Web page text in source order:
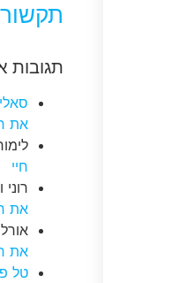
תגובות
את
חיי
רוני
את
את
טל